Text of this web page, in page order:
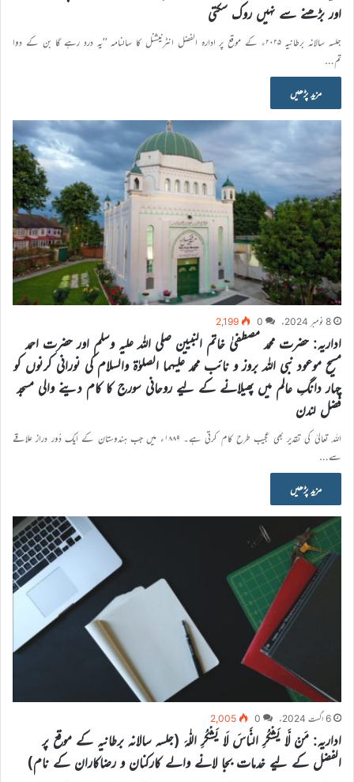
اور بڑھنے سے نہیں روک سکتی
جلسہ سالانہ برطانیہ ۲۰۲۵ء کے موقع پر ادارہ الفضل انٹرنیشنل کا سالنامہ ’’یہ درد رہے گا بن کے دوا
تم…
مزید پڑھیں
8 نومبر 2024ء 0
2,199
اداریہ: حضرت محمد مصطفیٰ خاتم النبیین صلی اللہ علیہ وسلم اور حضرت احمد
مسیح موعود نبی اللہ بروز و نائب محمد علیہما الصلوٰۃ والسلام کی نورانی کرنوں کو
چہار دانگِ عالم میں پھیلانے کے لیے روحانی سورج کا کام دینے والی مسجد
فضل لندن
اللہ تعالیٰ کی تقدیر بھی عجیب طرح کام کرتی ہے۔ ۱۸۸۹ء میں جب ہندوستان کے ایک دُور دراز علاقے
سے…
مزید پڑھیں
6 اگست 2024ء 0
2,005
اداریہ: مَنْ لَّا يَشْكُرِ النَّاسَ لَا يَشْكُرِ اللّٰهَ (جلسہ سالانہ برطانیہ کے موقع پر
الفضل کے لیے خدمات بجا لانے والے کارکنان و رضاکاران کے نام)